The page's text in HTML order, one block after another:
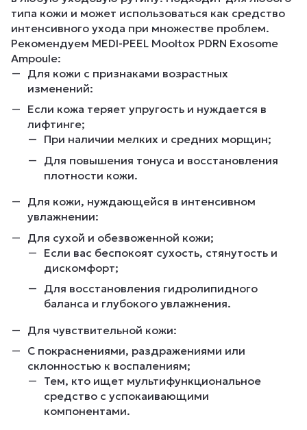
типа кожи и может использоваться как средство
интенсивного ухода при множестве проблем.
Рекомендуем MEDI-PEEL Mooltox PDRN Exosome
Ampoule:
Для кожи с признаками возрастных
изменений:
Если кожа теряет упругость и нуждается в
лифтинге;
При наличии мелких и средних морщин;
Для повышения тонуса и восстановления
плотности кожи.
Для кожи, нуждающейся в интенсивном
увлажнении:
Для сухой и обезвоженной кожи;
Если вас беспокоят сухость, стянутость и
дискомфорт;
Для восстановления гидролипидного
баланса и глубокого увлажнения.
Для чувствительной кожи:
С покраснениями, раздражениями или
склонностью к воспалениям;
Тем, кто ищет мультифункциональное
средство с успокаивающими
компонентами.